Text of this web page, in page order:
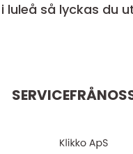
Flyttstäd i luleå så